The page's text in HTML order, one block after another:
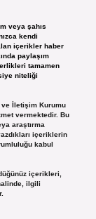
veya şahıs
kendi
içerikler haber
paylaşım
tamamen
niteliği
ve İletişim Kurumu
vermektedir. Bu
araştırma
içeriklerin
kabul
içerikleri,
ilgili